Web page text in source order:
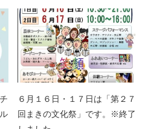
６月１６日・１７日は「第２７
回まきの文化祭」です。※終了